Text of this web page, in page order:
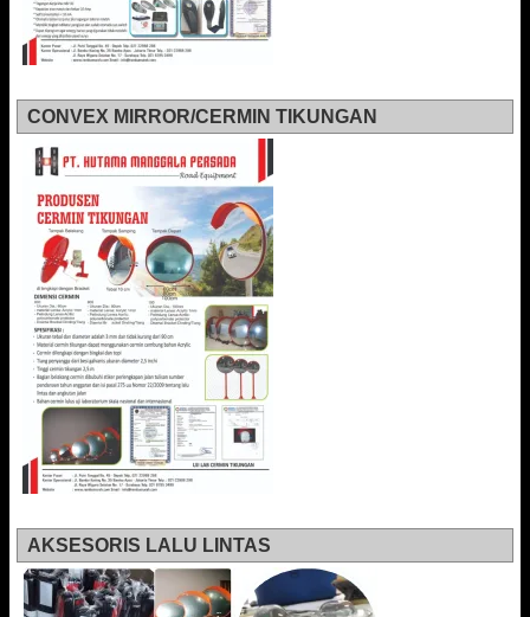
CONVEX MIRROR/CERMIN TIKUNGAN
AKSESORIS LALU LINTAS